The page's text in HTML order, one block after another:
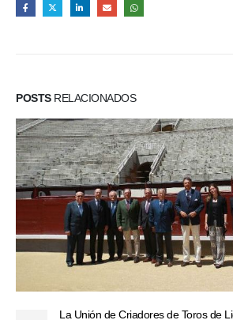
POSTSRELACIONADOS
La Unión de Criadores de Toros de